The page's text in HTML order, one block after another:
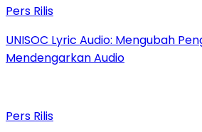
Pers Rilis
UNISOC Lyric Audio: Mengubah
Mendengarkan Audio
Pers Rilis